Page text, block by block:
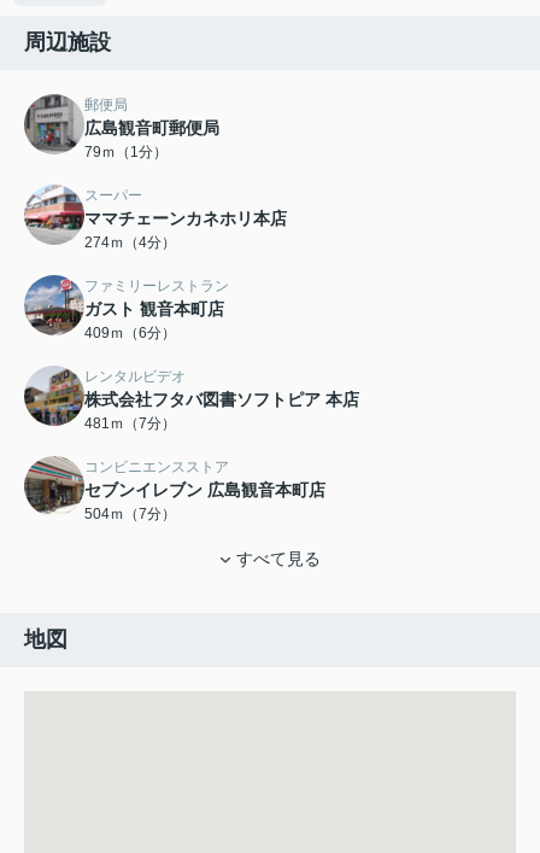
周辺施設
郵便局
広島観音町郵便局
79ｍ（1分）
スーパー
ママチェーンカネホリ本店
274ｍ（4分）
ファミリーレストラン
ガスト 観音本町店
409ｍ（6分）
レンタルビデオ
株式会社フタバ図書ソフトピア 本店
481ｍ（7分）
コンビニエンスストア
セブンイレブン 広島観音本町店
504ｍ（7分）
すべて見る
地図